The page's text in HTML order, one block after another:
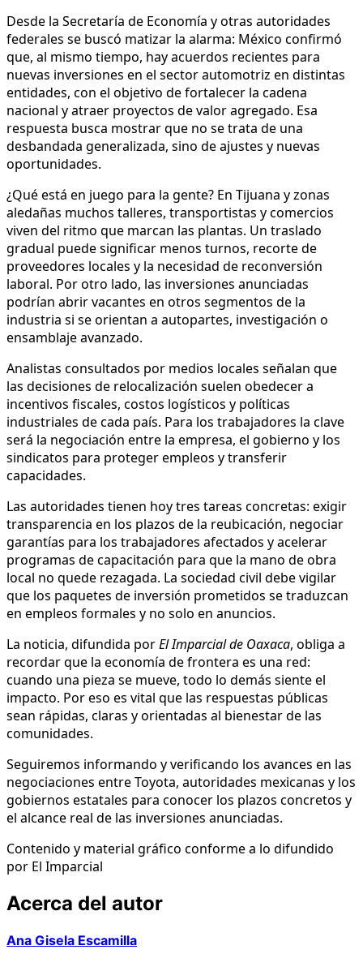
Desde la Secretaría de Economía y otras autoridades
federales se buscó matizar la alarma: México confirmó
que, al mismo tiempo, hay acuerdos recientes para
nuevas inversiones en el sector automotriz en distintas
entidades, con el objetivo de fortalecer la cadena
nacional y atraer proyectos de valor agregado. Esa
respuesta busca mostrar que no se trata de una
desbandada generalizada, sino de ajustes y nuevas
oportunidades.
¿Qué está en juego para la gente? En Tijuana y zonas
aledañas muchos talleres, transportistas y comercios
viven del ritmo que marcan las plantas. Un traslado
gradual puede significar menos turnos, recorte de
proveedores locales y la necesidad de reconversión
laboral. Por otro lado, las inversiones anunciadas
podrían abrir vacantes en otros segmentos de la
industria si se orientan a autopartes, investigación o
ensamblaje avanzado.
Analistas consultados por medios locales señalan que
las decisiones de relocalización suelen obedecer a
incentivos fiscales, costos logísticos y políticas
industriales de cada país. Para los trabajadores la clave
será la negociación entre la empresa, el gobierno y los
sindicatos para proteger empleos y transferir
capacidades.
Las autoridades tienen hoy tres tareas concretas: exigir
transparencia en los plazos de la reubicación, negociar
garantías para los trabajadores afectados y acelerar
programas de capacitación para que la mano de obra
local no quede rezagada. La sociedad civil debe vigilar
que los paquetes de inversión prometidos se traduzcan
en empleos formales y no solo en anuncios.
La noticia, difundida porEl Imparcial de Oaxaca, obliga a
recordar que la economía de frontera es una red:
cuando una pieza se mueve, todo lo demás siente el
impacto. Por eso es vital que las respuestas públicas
sean rápidas, claras y orientadas al bienestar de las
comunidades.
Seguiremos informando y verificando los avances en las
negociaciones entre Toyota, autoridades mexicanas y los
gobiernos estatales para conocer los plazos concretos y
el alcance real de las inversiones anunciadas.
Contenido y material gráfico conforme a lo difundido
por El Imparcial
Acerca del autor
Ana Gisela Escamilla